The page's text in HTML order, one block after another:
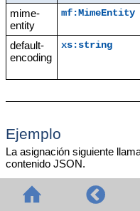
mime-
entity
mf:MimeEntity
default-
encoding
xs:string
Ejemplo
La asignación siguiente
contenido JSON.